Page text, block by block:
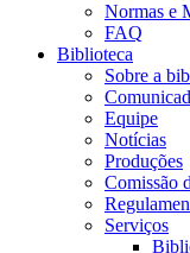
Normas e
FAQ
Biblioteca
Sobre a
Equipe
Notícias
Produções
Comissão
Serviços